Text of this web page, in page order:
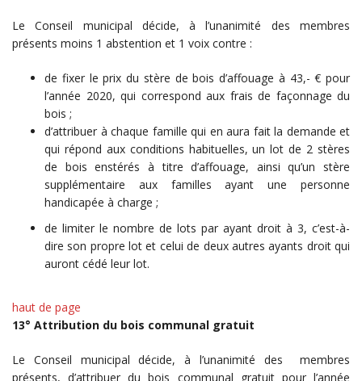
Le Conseil municipal décide, à l’unanimité des membres
présents moins 1 abstention et 1 voix contre :
de fixer le prix du stère de bois d’affouage à 43,- € pour
l’année 2020, qui correspond aux frais de façonnage du
bois ;
d’attribuer à chaque famille qui en aura fait la demande et
qui répond aux conditions habituelles, un lot de 2 stères
de bois enstérés à titre d’affouage, ainsi qu’un stère
supplémentaire aux familles ayant une personne
handicapée à charge ;
de limiter le nombre de lots par ayant droit à 3, c’est-à-
dire son propre lot et celui de deux autres ayants droit qui
auront cédé leur lot.
haut de page
13° Attribution du bois communal gratuit
Le Conseil municipal décide, à l’unanimité des membres
présents, d’attribuer du bois communal gratuit pour l’année